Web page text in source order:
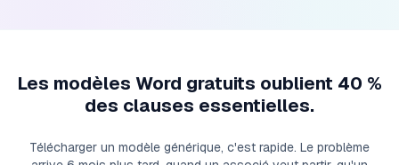
Les modèles Word gratuits oublient 40 %
des clauses essentielles.
Télécharger un modèle générique, c'est rapide. Le problème